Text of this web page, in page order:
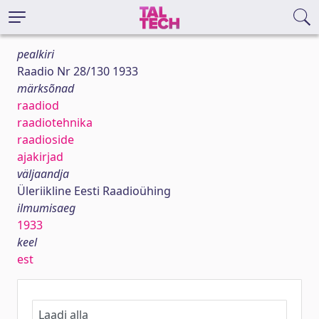
pealkiri
Raadio Nr 28/130 1933
märksõnad
raadiod
raadiotehnika
raadioside
ajakirjad
väljaandja
Üleriikline Eesti Raadioühing
ilmumisaeg
1933
keel
est
Laadi alla